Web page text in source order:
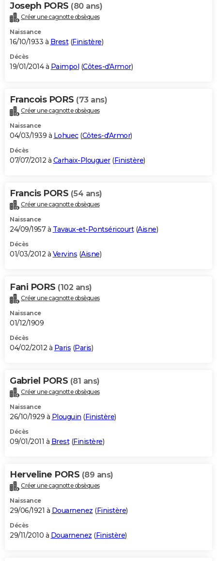
Joseph PORS (80 ans)
Créer une cagnotte obsèques
Naissance
16/10/1933 à Brest(Finistère)
Décès
19/01/2014 à Paimpol (Côtes-d'Armor)
Francois PORS (73 ans)
Créer une cagnotte obsèques
Naissance
04/03/1939 à Lohuec(Côtes-d'Armor)
Décès
07/07/2012 à Carhaix-Plouguer(Finistère)
Francis PORS (54 ans)
Créer une cagnotte obsèques
Naissance
24/09/1957 à Tavaux-et-Pontséricourt(Aisne)
Décès
01/03/2012 à Vervins (Aisne)
Fani PORS (102 ans)
Créer une cagnotte obsèques
Naissance
01/12/1909
Décès
04/02/2012 à Paris (Paris)
Gabriel PORS (81 ans)
Créer une cagnotte obsèques
Naissance
26/10/1929 à Plouguin (Finistère)
Décès
09/01/2011 à Brest(Finistère)
Herveline PORS (89 ans)
Créer une cagnotte obsèques
Naissance
29/06/1921 à Douarnenez (Finistère)
Décès
29/11/2010 à Douarnenez (Finistère)